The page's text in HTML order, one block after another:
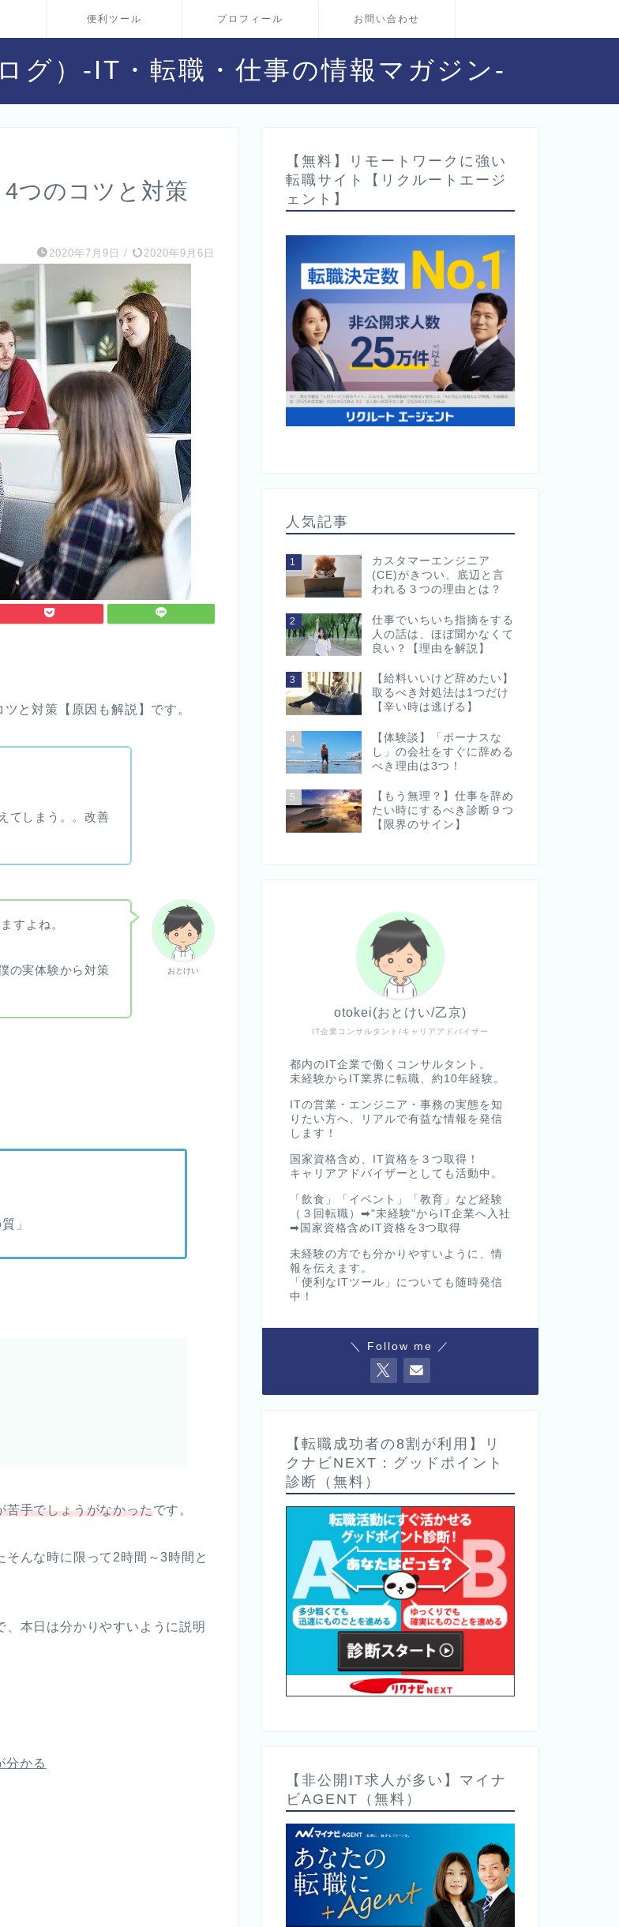
便利ツール プロフィール お問い合わせ
グ）-IT・転職・仕事の情報マガジン-
4つのコツと対策
2020年7月9日 / 2020年9月6日
と対策【原因も解説】です。
てしまう。。改善
おとけい
すよね。
の実体験から対策
」
苦手でしょうがなかったです。
そんな時に限って2時間～3時間と
、本日は分かりやすいように説明
分かる
【無料】リモートワークに強い
転職サイト【リクルートエージ
ェント】
人気記事
1
カスタマーエンジニア
(CE)がきつい、底辺と言
われる３つの理由とは？
2
仕事でいちいち指摘をする
人の話は、ほぼ聞かなくて
良い？【理由を解説】
3
【給料いいけど辞めたい】
取るべき対処法は1つだけ
【辛い時は逃げる】
4
【体験談】「ボーナスな
し」の会社をすぐに辞める
べき理由は3つ！
5
【もう無理？】仕事を辞め
たい時にするべき診断９つ
【限界のサイン】
IT企業コンサルタント/キャリアアドバイザー
otokei(おとけい/乙京)
都内のIT企業で働くコンサルタント。
未経験からIT業界に転職、約10年経験。
ITの営業・エンジニア・事務の実態を知
りたい方へ、リアルで有益な情報を発信
します！
国家資格含め、IT資格を３つ取得！
キャリアアドバイザーとしても活動中。
「飲食」「イベント」「教育」など経験
（３回転職）➡"未経験"からIT企業へ入社
➡国家資格含めIT資格を3つ取得
未経験の方でも分かりやすいように、情
報を伝えます。
「便利なITツール」についても随時発信
中！
＼ Follow me ／
【転職成功者の8割が利用】リ
クナビNEXT：グッドポイント
診断（無料）
【非公開IT求人が多い】マイナ
ビAGENT（無料）